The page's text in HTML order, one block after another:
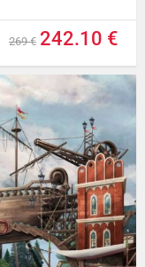
269 € 242.10 €